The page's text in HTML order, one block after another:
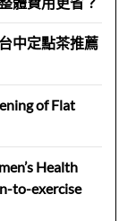
中定點茶推薦
of Flat
Health
to-exercise